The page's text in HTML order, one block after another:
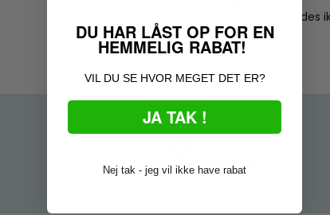
Der fremsendes
Fortrydelsesret100 dages
DU HAR LÅST OP FOR EN
HEMMELIG RABAT!
VIL DU SE HVOR MEGET DET ER?
JA TAK !
Nej tak - jeg vil ikke have rabat